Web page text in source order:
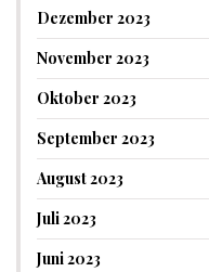
Dezember 2023
November 2023
Oktober 2023
September 2023
August 2023
Juli 2023
Juni 2023